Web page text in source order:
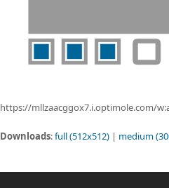
https://mllzaacggox7.i.optimole.com/
Downloads:full (512x512) | medium